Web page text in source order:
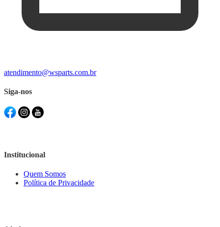
atendimento@wsparts.com.br
Siga-nos
Institucional
Quem Somos
Política de Privacidade